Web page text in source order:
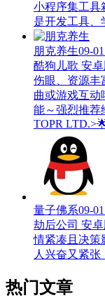
小程序集工具
是开发工具、
朋克养生09-
酷狗儿歌 安
伤眼、资源丰
曲或游戏互动
能～强烈推荐
TOPR
量子佛系09-
劫后公司 安
情紧凑且决策
人兴奋又紧张
热门文章